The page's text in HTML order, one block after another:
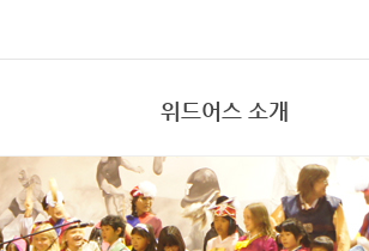
위드어스 소개